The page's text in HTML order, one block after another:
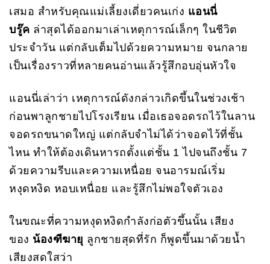
เสมอ สำหรับคุณแม่เลี้ยงเดี่ยวคนเก่ง แอนนี่
บรู๊ค ล่าสุดได้ออกมาเล่าเหตุการณ์เล็กๆ ในชีวิต
ประจำวัน แต่กลับเต็มไปด้วยความหมาย จนกลาย
เป็นเรื่องราวที่หลายคนอ่านแล้วรู้สึกอบอุ่นหัวใจ
แอนนี่เล่าว่า เหตุการณ์ดังกล่าวเกิดขึ้นในช่วงเช้า
ก่อนพาลูกชายไปโรงเรียน เมื่อเธอจอดรถไว้ในลาน
จอดรถขนาดใหญ่ แต่กลับจำไม่ได้ว่าจอดไว้ที่ชั้น
ไหน ทำให้ต้องเดินหารถตั้งแต่ชั้น 1 ไปจนถึงชั้น 7
ด้วยความรีบและความเหนื่อย จนอารมณ์เริ่ม
หงุดหงิด หอบเหนื่อย และรู้สึกไม่พอใจตัวเอง
ในขณะที่ความหงุดหงิดกำลังก่อตัวขึ้นนั้น เสียง
ของ น้องฑีฆายุ ลูกชายสุดที่รัก ก็พูดขึ้นมาด้วยน้ำ
เสียงสดใสว่า